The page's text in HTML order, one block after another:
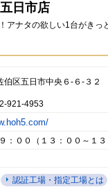
日市店
アナタの欲しい1台がきっ
区五日市中央６-６-３２
921-4953
：００（１３：００～１３
認証工場・指定工場とは